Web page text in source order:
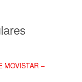
MOVISTAR –